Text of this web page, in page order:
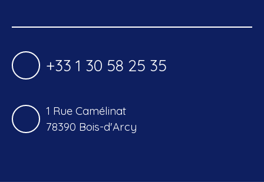
+33 1 30 58 25 35
1 Rue Camélinat
78390 Bois-d'Arcy